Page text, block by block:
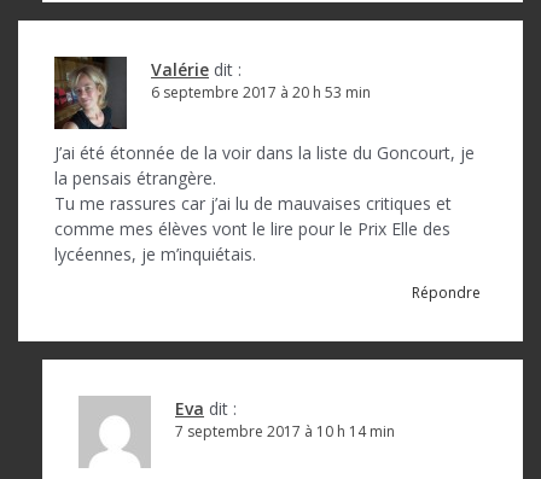
Valérie dit :
6 septembre 2017 à 20 h 53 min
J’ai été étonnée de la voir dans la liste du Goncourt, je
la pensais étrangère.
Tu me rassures car j’ai lu de mauvaises critiques et
comme mes élèves vont le lire pour le Prix Elle des
lycéennes, je m’inquiétais.
Répondre
Eva dit :
7 septembre 2017 à 10 h 14 min